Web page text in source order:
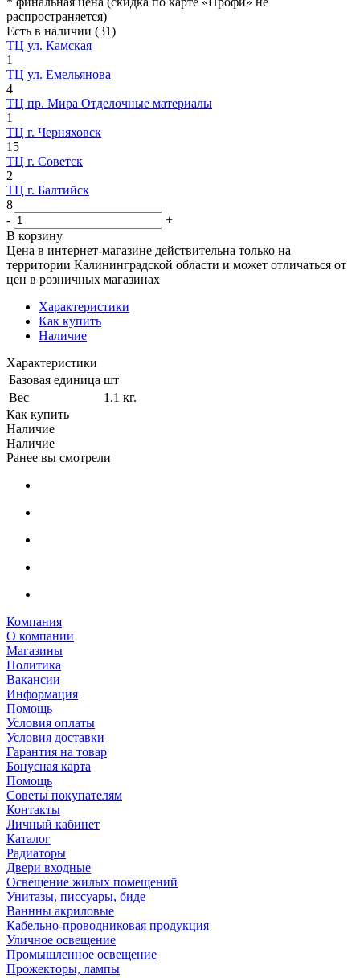
распространяется)
Есть в наличии (31)
ТЦ ул. Камская
1
ТЦ ул. Емельянова
4
ТЦ пр. Мира Отделочные материалы
1
ТЦ г. Черняховск
15
ТЦ г. Советск
2
ТЦ г. Балтийск
8
-
+
В корзину
Цена в интернет-магазине действительна только на
территории Калининградской области и может отличаться от
цен в розничных магазинах
Характеристики
Как купить
Наличие
Характеристики
Базовая единица шт
Вес
1.1 кг.
Как купить
Наличие
Наличие
Ранее вы смотрели
Компания
О компании
Магазины
Политика
Вакансии
Информация
Помощь
Условия оплаты
Условия доставки
Гарантия на товар
Бонусная карта
Помощь
Советы покупателям
Контакты
Личный кабинет
Каталог
Радиаторы
Двери входные
Освещение жилых помещений
Унитазы, писсуары, биде
Ваннны акриловые
Кабельно-проводниковая продукция
Уличное освещение
Промышленное освещение
Прожекторы, лампы